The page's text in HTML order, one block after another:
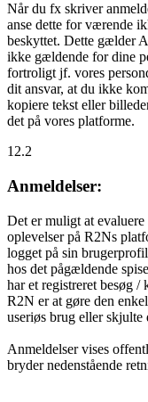
Når du fx skriver
anse dette for værende
beskyttet. Dette gælder
ikke gældende for dine
fortroligt jf. vores
dit ansvar, at du ikke
kopiere tekst eller
det på vores platforme.
12.2
Anmeldelser:
Det er muligt at evaluere
oplevelser på R2Ns
logget på sin
hos det pågældende
har et registreret besøg /
R2N er at gøre den
useriøs brug eller skjulte
Anmeldelser vises
bryder nedenstående